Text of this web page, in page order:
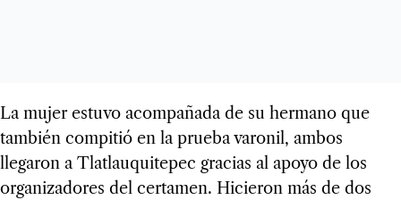
La mujer estuvo acompañada de su hermano que
también compitió en la prueba varonil, ambos
llegaron a Tlatlauquitepec gracias al apoyo de los
organizadores del certamen. Hicieron más de dos